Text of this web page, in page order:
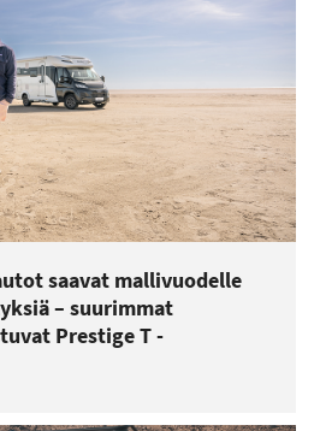
saavat mallivuodelle
– suurimmat
Prestige T -